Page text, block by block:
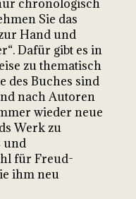
chronologisch
Sie das
Hand und
Dafür gibt es in
zu thematisch
des Buches sind
nach Autoren
wieder neue
Werk zu
und
für Freud-
ihm neu